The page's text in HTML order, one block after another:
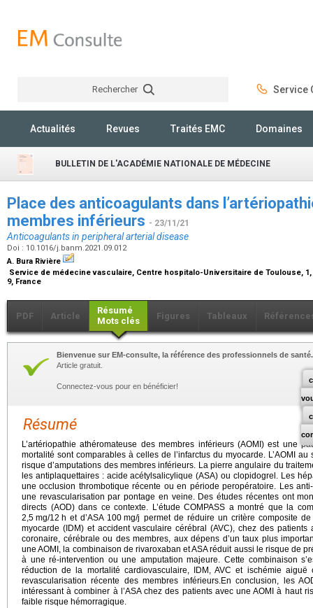
Rechercher Service
Actualités Revues Traités EMC Domaines
BULLETIN DE L'ACADÉMIE NATIONALE DE MÉDECINE
Place des anticoagulants dans
membres inférieurs - 23/11/21
Anticoagulants in peripheral arterial disease
Doi : 10.1016/j.banm.2021.09.012
A. Bura Rivière
Service de médecine vasculaire, Centre hospitalo-Universitaire de Toulouse,
9, France
PDF Article
Résumé
Mots clés
Figures Tableaux
Bienvenue sur EM-consulte, la référence des professionnels de santé.
Article gratuit.
Connectez-vous pour en bénéficier!
Résumé
L’artériopathie athéromateuse des membres inférieurs (AOMI) est une
mortalité sont comparables à celles de l’infarctus du myocarde. L’AOMI
risque d’amputations des membres inférieurs. La pierre angulaire du
les antiplaquettaires : acide acétylsalicylique (ASA) ou clopidogrel. Les
une occlusion thrombotique récente ou en période peropératoire. Les
une revascularisation par pontage en veine. Des études récentes ont
directs (AOD) dans ce contexte. L’étude COMPASS a montré que la
2,5 mg/12 h et d’ASA 100 mg/j permet de réduire un critère composite
myocarde (IDM) et accident vasculaire cérébral (AVC), chez des patients
coronaire, cérébrale ou des membres, aux dépens d’un taux plus
une AOMI, la combinaison de rivaroxaban et ASA réduit aussi le risque de
à une ré-intervention ou une amputation majeure. Cette combinaison
réduction de la mortalité cardiovasculaire, IDM, AVC et ischémie aiguë
revascularisation récente des membres inférieurs.En conclusion, les
intéressant à combiner à l’ASA chez des patients avec une AOMI à haut
faible risque hémorragique.